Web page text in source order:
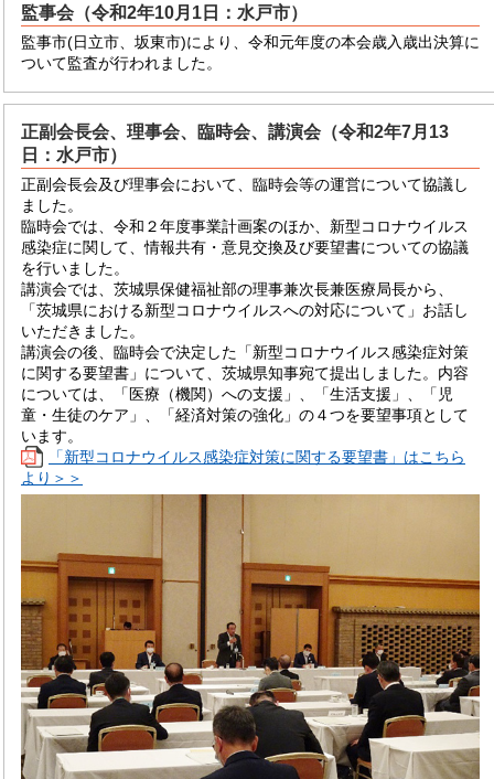
監事会（令和2年10月1日：水戸市）
監事市(日立市、坂東市)により、令和元年度の本会歳入歳出決算に
ついて監査が行われました。
正副会長会、理事会、臨時会、講演会（令和2年7月13
日：水戸市）
正副会長会及び理事会において、臨時会等の運営について協議し
ました。
臨時会では、令和２年度事業計画案のほか、新型コロナウイルス
感染症に関して、情報共有・意見交換及び要望書についての協議
を行いました。
講演会では、茨城県保健福祉部の理事兼次長兼医療局長から、
「茨城県における新型コロナウイルスへの対応について」お話し
いただきました。
講演会の後、臨時会で決定した「新型コロナウイルス感染症対策
に関する要望書」について、茨城県知事宛て提出しました。内容
については、「医療（機関）への支援」、「生活支援」、「児
童・生徒のケア」、「経済対策の強化」の４つを要望事項として
います。
「新型コロナウイルス感染症対策に関する要望書」はこちら
より＞＞